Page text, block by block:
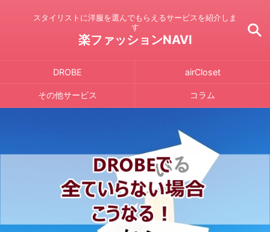
スタイリストに洋服を選んでもらえるサービスを紹介しま
す
楽ファッションNAVI
DROBE airCloset
その他サービス コラム